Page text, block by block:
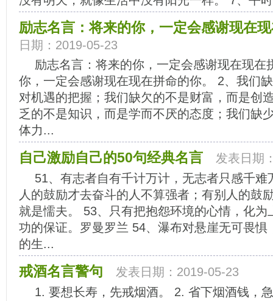
励志名言：将来的你，一定会感谢现在
日期：2019-05-23
励志名言：将来的你，一定会感谢现在现在
你，一定会感谢现在现在拼命的你。 2、我们
对机遇的把握；我们缺欠的不是财富，而是创
乏的不是知识，而是学而不厌的态度；我们缺
体力...
自己激励自己的50句经典名言
发表日期
51、有志者自有千计万计，无志者只感千难
人的鼓励才去奋斗的人不算强者；有别人的鼓
就是懦夫。 53、只有把抱怨环境的心情，化为
功的保证。罗曼罗兰 54、瀑布对悬崖无可畏惧
的生...
戒酒名言警句
发表日期：2019-05-23
1. 要想长寿，先戒烟酒。 2. 省下烟酒钱，